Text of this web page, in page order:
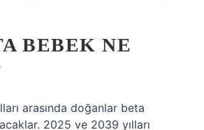
BEBEK NE
arasında doğanlar beta
2025 ve 2039 yılları